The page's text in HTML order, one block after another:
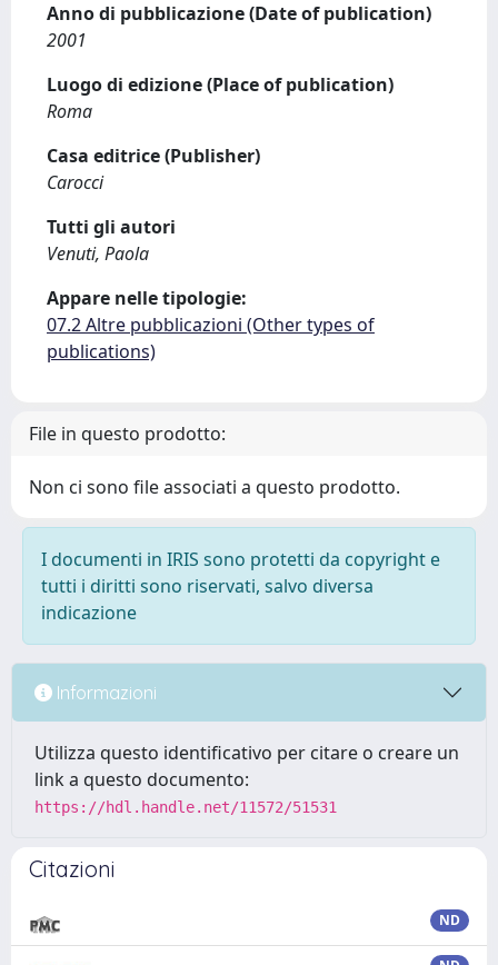
Anno di pubblicazione (Date of publication)
2001
Luogo di edizione (Place of publication)
Roma
Casa editrice (Publisher)
Carocci
Tutti gli autori
Venuti, Paola
Appare nelle tipologie:
07.2 Altre pubblicazioni (Other types of
publications)
File in questo prodotto:
Non ci sono file associati a questo prodotto.
I documenti in IRIS sono protetti da copyright e
tutti i diritti sono riservati, salvo diversa
indicazione
Informazioni
Utilizza questo identificativo per citare o creare un
link a questo documento:
https://hdl.handle.net/11572/51531
Citazioni
ND